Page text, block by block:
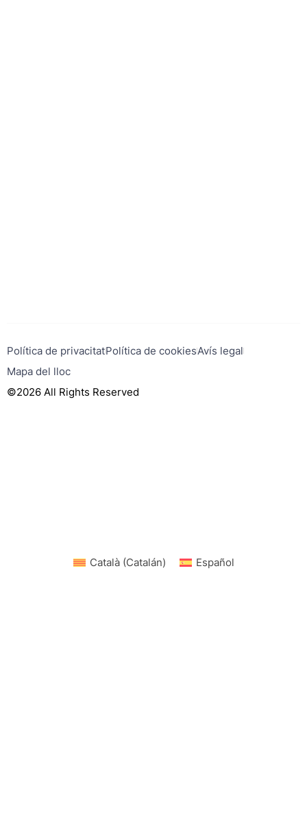
Política de privacitatPolítica de cookiesAvís legal
Mapa del lloc
©2026 All Rights Reserved
Català(Catalán) Español